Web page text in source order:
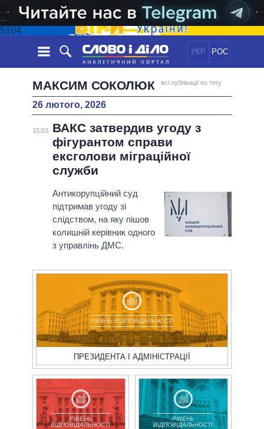
5104
УКР РОС
НОВИНИ
СТРІЧКА
ПОДІЇ
СТАТТІ
ДУМКИ
ОГЛЯДИ
ДАЙДЖЕСТИ
ЕКОНОМІКА
СУСПІЛЬСТВО
СВІТ
ПОЛIТИКИ
УСІ ПОЛІТИКИ
ПРЕЗИДЕНТ І ОФІС
ВЕРХОВНА РАДА
КАБІНЕТ МІНІСТРІВ
ГОЛОВИ ОБЛАДМІНІСТРАЦІЙ
МЕРИ МІСТ
ІНФОГРАФІКА
ВІДЕО
ПІДТРИМАТИ
ПОРІВНЯННЯ ПОЛІТИКІВ
МАКСИМ СОКОЛЮК всі публікації по тегу
26 лютого, 2026
15:03
ВАКС затвердив угоду з
фігурантом справи
ексголови міграційної
служби
Антикорупційний суд
підтримав угоду зі
слідством, на яку пішов
колишній керівник одного
з управлінь ДМС.
РІВЕНЬ ВІДПОВІДАЛЬНОСТІ
ПРЕЗИДЕНТА І АДМІНІСТРАЦІЇ
РІВЕНЬ
ВІДПОВІДАЛЬНОСТІ
РІВЕНЬ
ВІДПОВІДАЛЬНОСТІ